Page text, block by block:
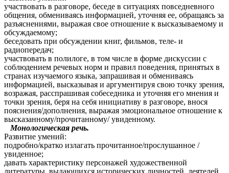
участвовать в разговоре, беседе в ситуациях повседневного
общения, обмениваясь информацией, уточняя ее, обращаясь за
разъяснениями, выражая свое отношение к высказываемому и
обсуждаемому;
беседовать при обсуждении книг, фильмов, теле- и
радиопередач;
участвовать в полилоге, в том числе в форме дискуссии с
соблюдением речевых норм и правил поведения, принятых в
странах изучаемого языка, запрашивая и обмениваясь
информацией, высказывая и аргументируя свою точку зрения,
возражая, расспрашивая собеседника и уточняя его мнения и
точки зрения, беря на себя инициативу в разговоре, внося
пояснения/дополнения, выражая эмоциональное отношение к
высказанному/прочитанному/ увиденному.
Монологическая речь.
Развитие умений:
подробно/кратко излагать прочитанное/прослушанное /
увиденное;
давать характеристику персонажей художественной
литературы, выдающихся исторических личностей, деятелей